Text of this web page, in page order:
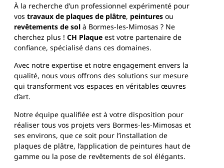
À la recherche d’un professionnel expérimenté pour
vos travaux de plaques de plâtre, peintures ou
revêtements de sol à Bormes-les-Mimosas ? Ne
cherchez plus ! CH Plaque est votre partenaire de
confiance, spécialisé dans ces domaines.
Avec notre expertise et notre engagement envers la
qualité, nous vous offrons des solutions sur mesure
qui transforment vos espaces en véritables œuvres
d’art.
Notre équipe qualifiée est à votre disposition pour
réaliser tous vos projets vers Bormes-les-Mimosas et
ses environs, que ce soit pour l’installation de
plaques de plâtre, l’application de peintures haut de
gamme ou la pose de revêtements de sol élégants.